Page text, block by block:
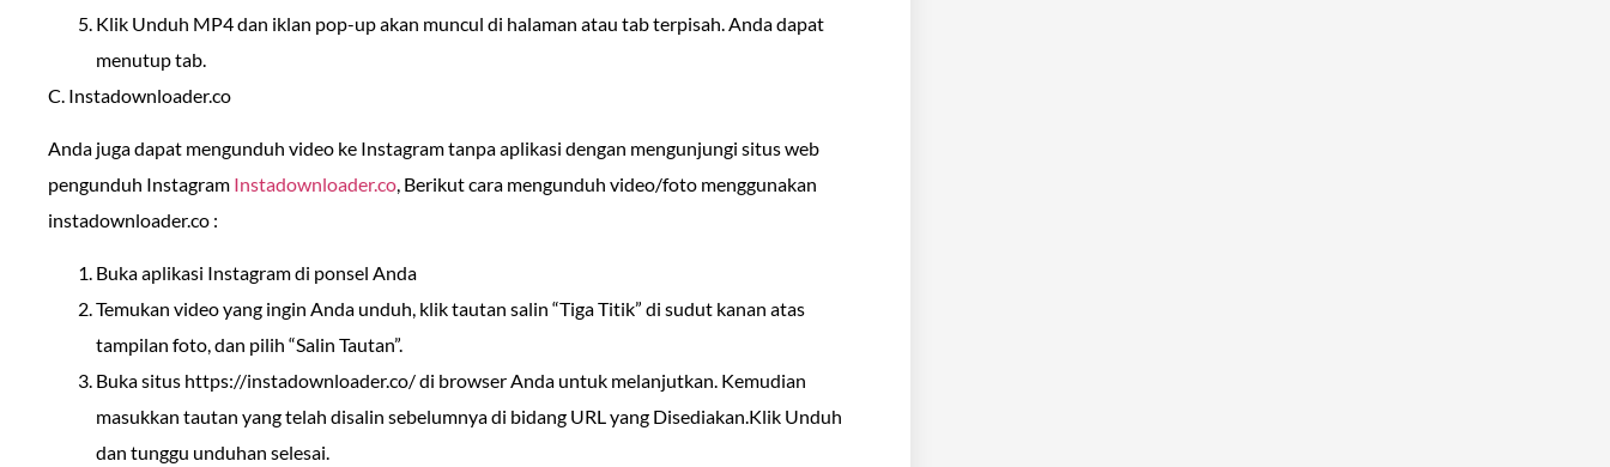
Klik Unduh MP4 dan iklan pop-up akan muncul di halaman atau tab terpisah. Anda dapat
menutup tab.
C. Instadownloader.co
Anda juga dapat mengunduh video ke Instagram tanpa aplikasi dengan mengunjungi situs web
pengunduh Instagram Instadownloader.co, Berikut cara mengunduh video/foto menggunakan
instadownloader.co :
Buka aplikasi Instagram di ponsel Anda
Temukan video yang ingin Anda unduh, klik tautan salin “Tiga Titik” di sudut kanan atas
tampilan foto, dan pilih “Salin Tautan”.
Buka situs https://instadownloader.co/ di browser Anda untuk melanjutkan. Kemudian
masukkan tautan yang telah disalin sebelumnya di bidang URL yang Disediakan.Klik Unduh
dan tunggu unduhan selesai.